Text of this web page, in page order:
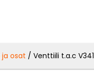
osat / Venttiili t.a.c V341